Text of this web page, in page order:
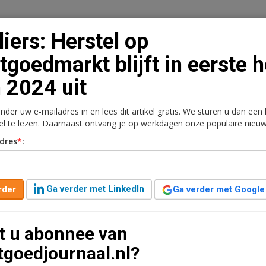
Vacaturebank
Kantoren Retail Logistiek Juridisch | Fiscaal
blijft in
helft van het jaar uit. Dat komt onder meer
nadelige fiscale maatregelen. Investeerders
Herstel op
blijft in eerste
2024 uit
uw e-mailadres in en lees dit artikel gratis. We sturen u dan een
te lezen. Daarnaast ontvang je op werkdagen onze populaire
*:
Ga verder met LinkedIn Ga verder met Google
u abonnee van